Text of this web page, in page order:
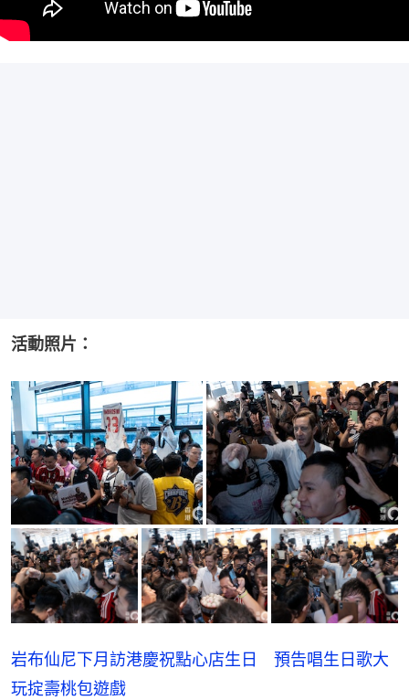
活動照片：
岩布仙尼下月訪港慶祝點心店生日 預告唱生日歌大
玩掟壽桃包遊戲